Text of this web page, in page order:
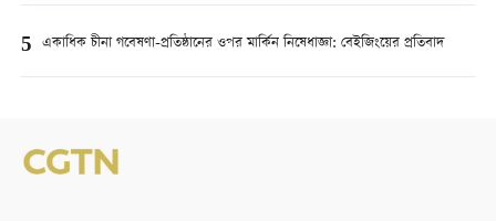
5 একাধিক চীনা গবেষণা-প্রতিষ্ঠানের ওপর মার্কিন নিষেধাজ্ঞা: বেইজিংয়ের প্রতিবাদ